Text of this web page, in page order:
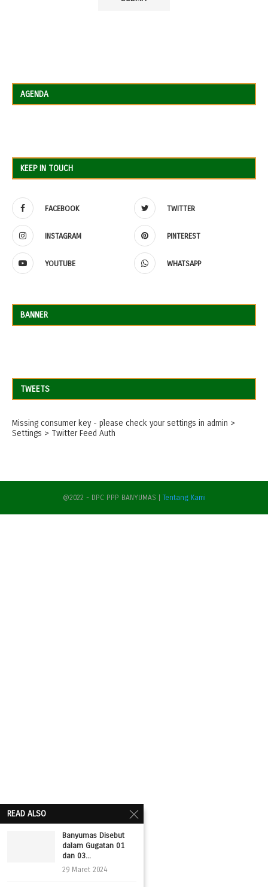
AGENDA
KEEP IN TOUCH
FACEBOOK TWITTER
INSTAGRAM PINTEREST
YOUTUBE WHATSAPP
BANNER
TWEETS
Missing consumer key - please check your settings in admin >
Settings > Twitter Feed Auth
@2022 - DPC PPP BANYUMAS | Tentang Kami
READ ALSO
Banyumas Disebut
dalam Gugatan 01
dan 03...
29 Maret 2024